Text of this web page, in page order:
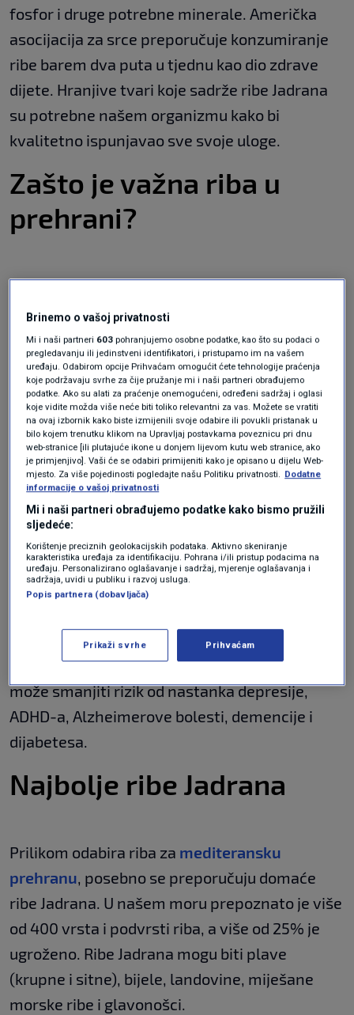
fosfor i druge potrebne minerale. Američka
asocijacija za srce preporučuje konzumiranje
ribe barem dva puta u tjednu kao dio zdrave
dijete. Hranjive tvari koje sadrže ribe Jadrana
su potrebne našem organizmu kako bi
kvalitetno ispunjavao sve svoje uloge.
Zašto je važna riba u
prehrani?
Ribe i morski plodoviposebno su važni za
zdravlje srca i mozga. Najvažniji razlog tomu
su omega-3 masne kiseline koje održavaju
naše srce i mozak zdravim. S obzirom na to da
naše tijelo ne proizvodi samo navedene
kiseline, potrebno je unositi ih kroz prehranu.
Omega-3 masne kiseline nalaze se u svim
ribama, a najviše u tuni, lososu, pastrvi,
sardinama, skušama i kamenicama.
Hranjive tvari u ribama pomažu u spuštanju
krvnog tlaka te tako smanjuju rizik od
srčanog
udarai drugih bolesti kardiovaskularnog
sistema. Uspješne su i u poboljšavanju funkcija
a pokazalo se i da pomažu u zaštiti živaca.
Vjeruje se kakoprehrana koja uključuje ribe
može smanjiti rizik od nastanka depresije,
ADHD-a, Alzheimerove bolesti, demencije i
dijabetesa.
Najbolje ribe Jadrana
Prilikom odabira riba za mediteransku
prehranu, posebno se preporučuju domaće
ribe Jadrana. U našem moru prepoznato je više
od 400 vrsta i podvrsti riba, a više od 25% je
ugroženo. Ribe Jadrana mogu biti plave
(krupne i sitne), bijele, landovine, miješane
morske ribe i glavonošci.
Brinemo o vašoj privatnosti
Mi i naši partneri 603 pohranjujemo osobne podatke, kao što su podaci o
pregledavanju ili jedinstveni identifikatori, i pristupamo im na vašem
uređaju. Odabirom opcije Prihvaćam omogućit ćete tehnologije praćenja
koje podržavaju svrhe za čije pružanje mi i naši partneri obrađujemo
podatke. Ako su alati za praćenje onemogućeni, određeni sadržaj i oglasi
koje vidite možda više neće biti toliko relevantni za vas. Možete se vratiti
na ovaj izbornik kako biste izmijenili svoje odabire ili povukli pristanak u
bilo kojem trenutku klikom na Upravljaj postavkama poveznicu pri dnu
web-stranice [ili plutajuće ikone u donjem lijevom kutu web stranice, ako
je primjenjivo]. Vaši će se odabiri primijeniti kako je opisano u dijelu Web-
mjesto. Za više pojedinosti pogledajte našu Politiku privatnosti. Dodatne
informacije o vašoj privatnosti
Mi i naši partneri obrađujemo podatke kako bismo pružili
sljedeće:
Korištenje preciznih geolokacijskih podataka. Aktivno skeniranje
karakteristika uređaja za identifikaciju. Pohrana i/ili pristup podacima na
uređaju. Personalizirano oglašavanje i sadržaj, mjerenje oglašavanja i
sadržaja, uvidi u publiku i razvoj usluga.
Popis partnera (dobavljača)
Prikaži svrhe Prihvaćam